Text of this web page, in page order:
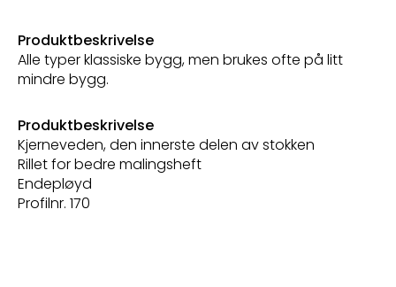
Produktbeskrivelse
Alle typer klassiske bygg, men brukes ofte på litt
mindre bygg.
Produktbeskrivelse
Kjerneveden, den innerste delen av stokken
Rillet for bedre malingsheft
Endepløyd
Profilnr. 170